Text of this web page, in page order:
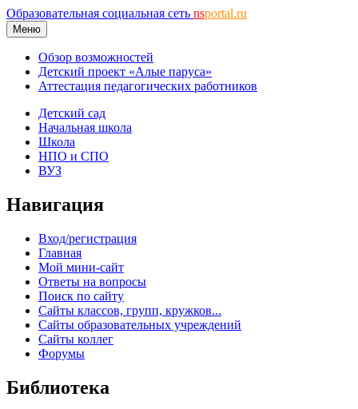
Образовательная социальная сеть nsportal.ru
Меню
Обзор возможностей
Детский проект «Алые паруса»
Аттестация педагогических работников
Детский сад
Начальная школа
Школа
НПО и СПО
ВУЗ
Навигация
Вход/регистрация
Главная
Мой мини-сайт
Ответы на вопросы
Поиск по сайту
Сайты классов, групп, кружков...
Сайты образовательных учреждений
Сайты коллег
Форумы
Библиотека